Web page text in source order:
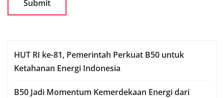
HUT RI ke-81, Pemerintah Perkuat B50 untuk
Ketahanan Energi Indonesia
B50 Jadi Momentum Kemerdekaan Energi dari